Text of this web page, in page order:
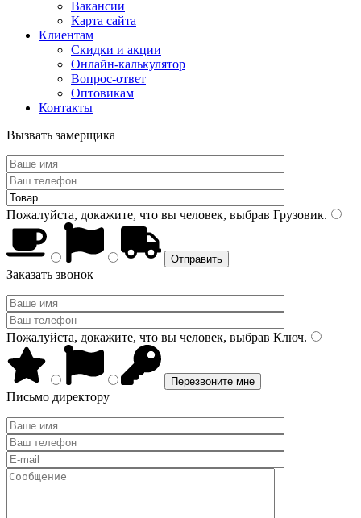
Вакансии
Карта сайта
Клиентам
Скидки и акции
Онлайн-калькулятор
Вопрос-ответ
Оптовикам
Контакты
Вызвать замерщика
Пожалуйста, докажите, что вы человек, выбрав Грузовик.
Заказать звонок
Пожалуйста, докажите, что вы человек, выбрав Ключ.
Письмо директору